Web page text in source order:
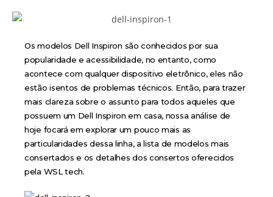
Os modelos Dell Inspiron são conhecidos por sua
popularidade e acessibilidade, no entanto, como
acontece com qualquer dispositivo eletrônico, eles não
estão isentos de problemas técnicos. Então, para trazer
mais clareza sobre o assunto para todos aqueles que
possuem um Dell Inspiron em casa, nossa análise de
hoje focará em explorar um pouco mais as
particularidades dessa linha, a lista de modelos mais
consertados e os detalhes dos consertos oferecidos
pela WSL tech.